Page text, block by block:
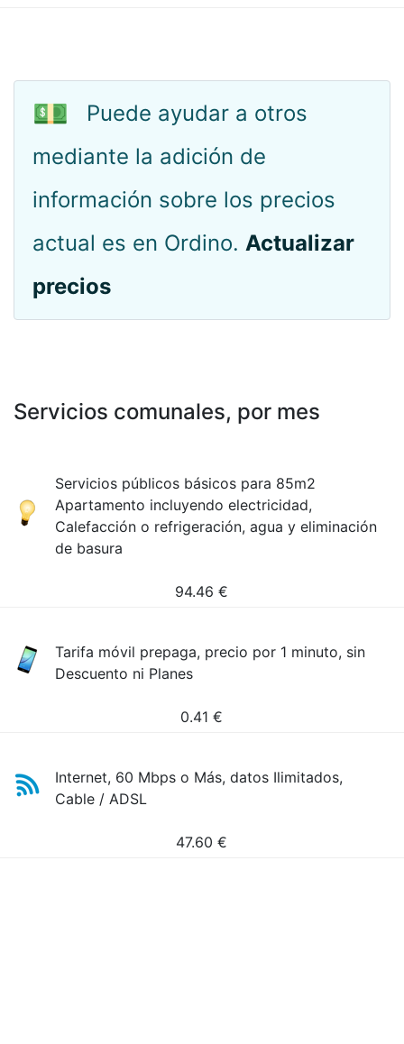
💵
Puede ayudar a otros
mediante la adición de
información sobre los precios
actual es en Ordino. Actualizar
precios
Servicios comunales, por mes
Servicios públicos básicos para 85m2
Apartamento incluyendo electricidad,
Calefacción o refrigeración, agua y eliminación
de basura
94.46 €
Tarifa móvil prepaga, precio por 1 minuto, sin
Descuento ni Planes
0.41 €
Internet, 60 Mbps o Más, datos Ilimitados,
Cable / ADSL
47.60 €